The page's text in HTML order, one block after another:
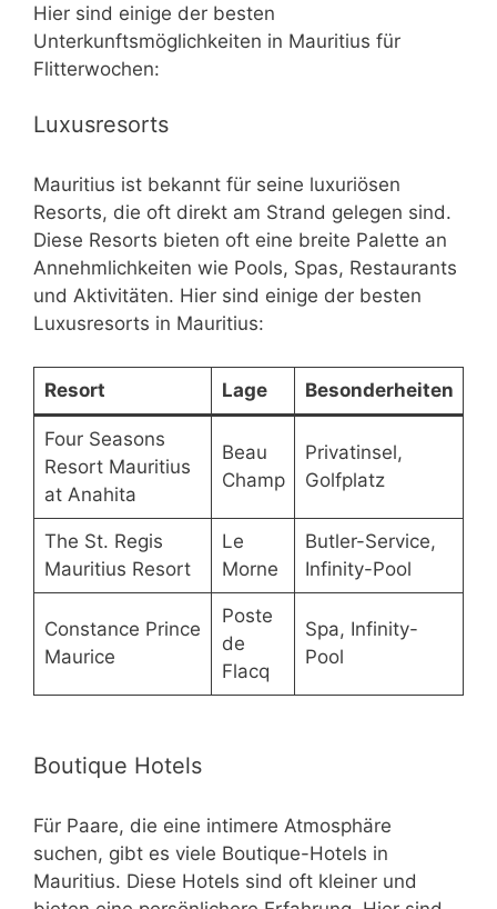
Hier sind einige der besten
Unterkunftsmöglichkeiten in Mauritius für
Flitterwochen:
Luxusresorts
Mauritius ist bekannt für seine luxuriösen
Resorts, die oft direkt am Strand gelegen sind.
Diese Resorts bieten oft eine breite Palette an
Annehmlichkeiten wie Pools, Spas, Restaurants
und Aktivitäten. Hier sind einige der besten
Luxusresorts in Mauritius:
Resort Lage Besonderheiten
Four Seasons
Resort Mauritius
at Anahita
Beau
Champ
Privatinsel,
Golfplatz
The St. Regis
Mauritius Resort
Le
Morne
Butler-Service,
Infinity-Pool
Constance Prince
Maurice
Poste
de
Flacq
Spa, Infinity-
Pool
Boutique Hotels
Für Paare, die eine intimere Atmosphäre
suchen, gibt es viele Boutique-Hotels in
Mauritius. Diese Hotels sind oft kleiner und